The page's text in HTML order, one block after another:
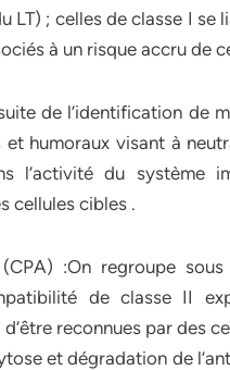
LT) ; celles de classe I se
à un risque accru de
de l’identification de
et humoraux visant à
l’activité du système
cellules cibles .
:On regroupe
de classe II
reconnues par des
et dégradation de